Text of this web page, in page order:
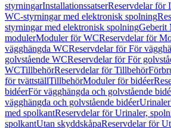
styrningarInstallationssatserReservdelar för
WC-styrningar med elektronisk spolning
styrningar med elektronisk spolningGeberit
modulerModuler för WCReservdelar för
vägghängda WCReservdelar för För
golvstående WCReservdelar för För
WCTillbehörReservdelar för Tillbehör
för tvättställTillbehörModuler för bidéer
bidéerFör vägghängda och golvstående
vägghängda och golvstående bidéerUrinaler
med spolkantReservdelar för Urinaler,
spolkantUtan skyddskåpaReservdelar för